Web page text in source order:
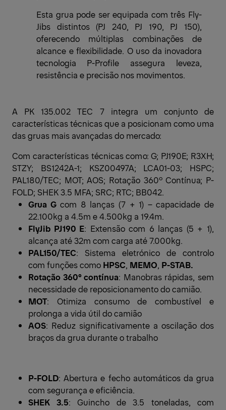
Esta grua pode ser equipada com três Fly-
Jibs distintos (PJ 240, PJ 190, PJ 150),
oferecendo múltiplas combinações de
alcance e flexibilidade. O uso da inovadora
tecnologia
P-Profile
assegura leveza,
resistência e precisão nos movimentos.
A PK 135.002 TEC 7 integra um conjunto de
características técnicas que a posicionam como uma
das gruas mais avançadas do mercado:
Com características técnicas como: G; PJ190E; R3XH;
STZY; BS1242A-1; KSZ00497A; LCA01-03; HSPC;
PAL180/TEC; MOT; AOS; Rotação 360º Contínua; P-
FOLD; SHEK 3.5 MFA; SRC; RTC; BB042.
Grua Gcom 8 lanças (7 + 1) – capacidade de
22.100kg a 4.5m e 4.500kg a 19.4m.
FlyJib PJ190 E: Extensão com 6 lanças (5 + 1),
alcança até 32m com carga até 7.000kg.
PAL150/TEC: Sistema eletrónico de controlo
com funções como HPSC, MEMO, P-STAB.
Rotação 360° contínua: Manobras rápidas, sem
necessidade de reposicionamento do camião.
MOT: Otimiza consumo de combustível e
prolonga a vida útil do camião
AOS: Reduz significativamente a oscilação dos
braços da grua durante o trabalho
P-FOLD: Abertura e fecho automáticos da grua
com segurança e eficiência.
SHEK 3.5: Guincho de 3.5 toneladas, com